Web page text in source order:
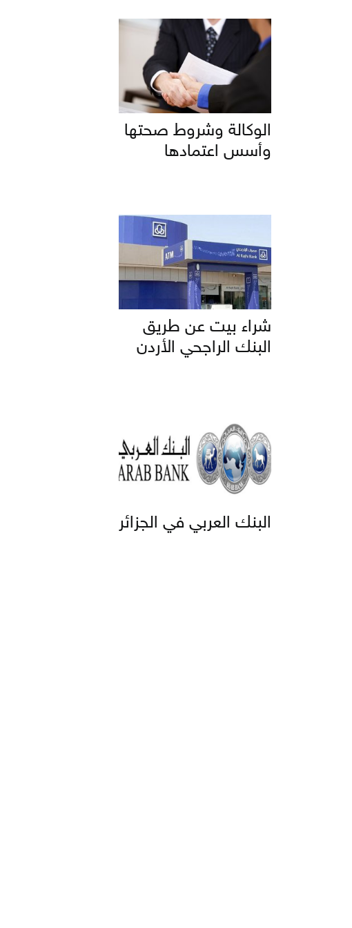
الوكالة وشروط صحتها
وأسس اعتمادها
شراء بيت عن طريق
البنك الراجحي الأردن
البنك العربي في الجزائر